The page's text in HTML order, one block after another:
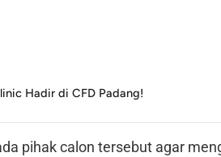
Hadir di CFD Padang!
pihak calon tersebut agar